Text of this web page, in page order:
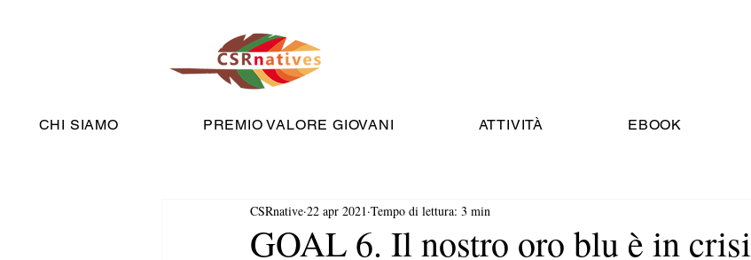
CHI SIAMO PREMIO VALORE GIOVANI ATTIVITÀ EBOOK
GOAL 6. Il nostro oro blu è in crisi
CSRnative 22 apr 2021 Tempo di lettura: 3 min